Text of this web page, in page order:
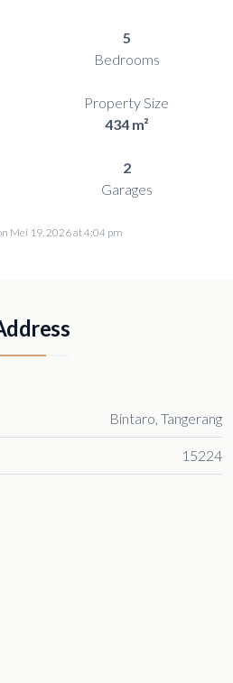
5
Bedrooms
Property Size
434 m²
2
Garages
Mei 19, 2026 at 4:04 pm
Bintaro, Tangerang
15224